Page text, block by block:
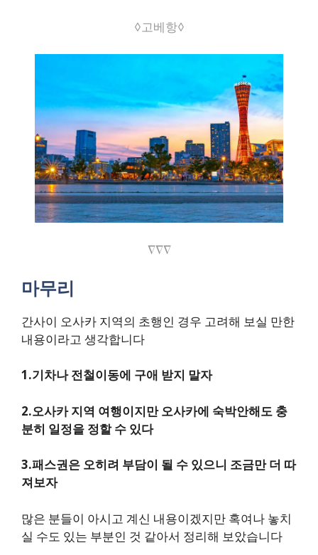
◊고베항◊
∇∇∇
마무리
간사이 오사카 지역의 초행인 경우 고려해 보실 만한
내용이라고 생각합니다
1.기차나 전철이동에 구애 받지 말자
2.오사카 지역 여행이지만 오사카에 숙박안해도 충
분히 일정을 정할 수 있다
3.패스권은 오히려 부담이 될 수 있으니 조금만 더 따
져보자
많은 분들이 아시고 계신 내용이겠지만 혹여나 놓치
실 수도 있는 부분인 것 같아서 정리해 보았습니다